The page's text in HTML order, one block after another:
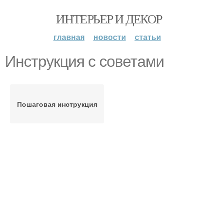
ИНТЕРЬЕР И ДЕКОР
главная новости статьи
Инструкция с советами
Пошаговая инструкция